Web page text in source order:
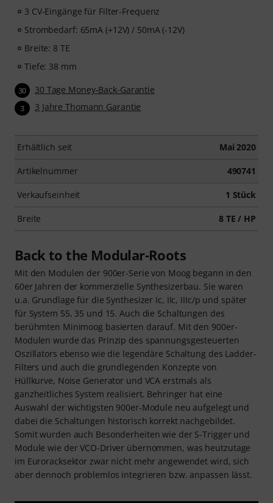
3 CV-Eingänge für Filter-Frequenz
Strombedarf: 65mA (+12V) / 50mA (-12V)
Breite: 8 TE
Tiefe: 38 mm
30 30 Tage Money-Back-Garantie
3 3 Jahre Thomann Garantie
Erhältlich seit Mai 2020
Artikelnummer 490741
Verkaufseinheit 1 Stück
Breite 8 TE / HP
Back to the Modular-Roots
Mit den Modulen der 900er-Serie von Moog begann in den
60er Jahren der kommerzielle Synthesizerbau. Sie waren
u.a. Grundlage für die Synthesizer Ic, IIc, IIIc/p und später
für System 55, 35 und 15. Auch die Schaltungen des
berühmten Minimoog basierten darauf. Mit den 900er-
Modulen wurde das Prinzip des spannungsgesteuerten
Oszillators ebenso wie die legendäre Schaltung des Ladder-
Filters und auch die grundlegenden Konzepte von
Hüllkurve, Noise Generator und VCA erstmals als
ganzheitliches System realisiert. Behringer hat eine
Auswahl der wichtigsten 900er-Module neu aufgelegt und
dabei die Schaltungen historisch korrekt nachgebildet.
Somit wurden auch Besonderheiten wie der S-Trigger und
Module wie der VCO-Driver übernommen, was heutzutage
im Euroracksektor zwar nicht mehr angewendet wird, sich
aber dennoch problemlos integrieren bzw. anpassen lässt.